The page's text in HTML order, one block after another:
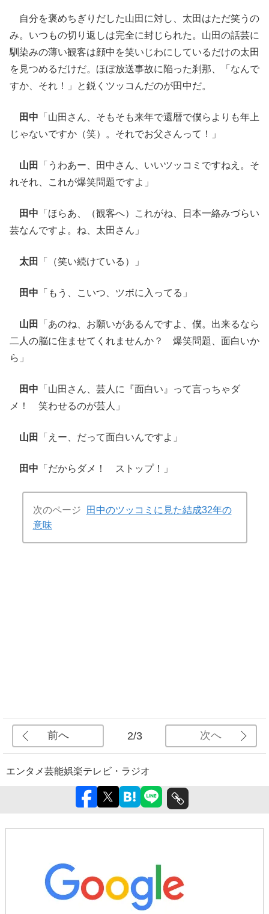
自分を褒めちぎりだした山田に対し、太田はただ笑うの
み。いつもの切り返しは完全に封じられた。山田の話芸に
馴染みの薄い観客は顔中を笑いじわにしているだけの太田
を見つめるだけだ。ほぼ放送事故に陥った刹那、「なんで
すか、それ！」と鋭くツッコんだのが田中だ。
田中 「山田さん、そもそも来年で還暦で僕らよりも年上
じゃないですか（笑）。それでお父さんって！」
山田
「うわあー、田中さん、いいツッコミですねえ。そ
れそれ、これが爆笑問題ですよ」
田中 「ほらあ、（観客へ）これがね、日本一絡みづらい
芸なんですよ。ね、太田さん」
太田 「（笑い続けている）」
田中 「もう、こいつ、ツボに入ってる」
山田
「あのね、お願いがあるんですよ、僕。出来るなら
二人の脳に住ませてくれませんか？ 爆笑問題、面白いか
ら」
田中 「山田さん、芸人に『面白い』って言っちゃダ
メ！ 笑わせるのが芸人」
山田 「えー、だって面白いんですよ」
田中 「だからダメ！ ストップ！」
次のページ
田中のツッコミに見た結成32年の
意味
前へ 2/3 次へ
エンタメ芸能娯楽テレビ・ラジオ